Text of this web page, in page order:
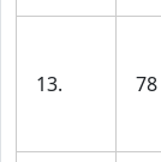
13. 78